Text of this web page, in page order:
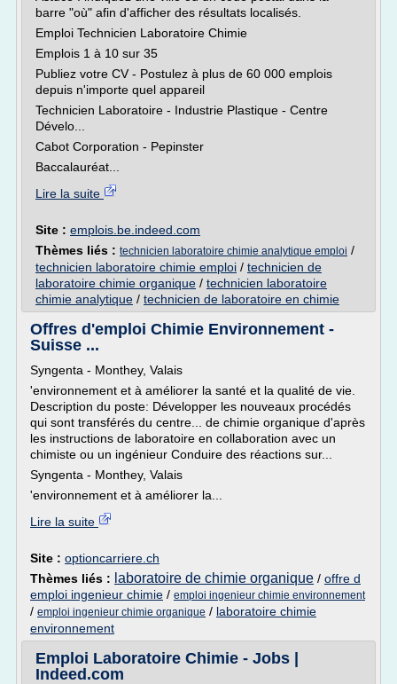
barre "où" afin d'afficher des résultats localisés.
Emploi Technicien Laboratoire Chimie
Emplois 1 à 10 sur 35
Publiez votre CV - Postulez à plus de 60 000 emplois
depuis n'importe quel appareil
Technicien Laboratoire - Industrie Plastique - Centre
Dévelo...
Cabot Corporation - Pepinster
Baccalauréat...
Lire la suite
Site : emplois.be.indeed.com
Thèmes liés : technicien laboratoire chimie analytique emploi /
technicien laboratoire chimie emploi / technicien de
laboratoire chimie organique / technicien laboratoire
chimie analytique / technicien de laboratoire en chimie
Offres d'emploi Chimie Environnement -
Suisse ...
Syngenta - Monthey, Valais
'environnement et à améliorer la santé et la qualité de vie.
Description du poste: Développer les nouveaux procédés
qui sont transférés du centre... de chimie organique d'après
les instructions de laboratoire en collaboration avec un
chimiste ou un ingénieur Conduire des réactions sur...
Syngenta - Monthey, Valais
'environnement et à améliorer la...
Lire la suite
Site : optioncarriere.ch
Thèmes liés : laboratoire de chimie organique / offre d
emploi ingenieur chimie / emploi ingenieur chimie environnement
/ emploi ingenieur chimie organique / laboratoire chimie
environnement
Emploi Laboratoire Chimie - Jobs |
Indeed.com